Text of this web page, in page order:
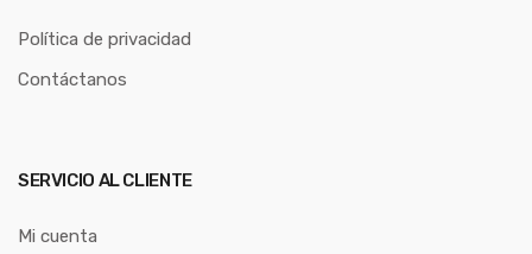
Política de privacidad
Contáctanos
SERVICIO AL CLIENTE
Mi cuenta